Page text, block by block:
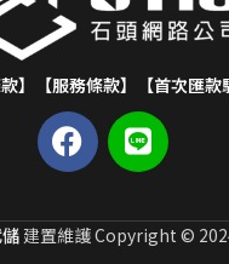
】 【服務條款】 【首次匯款
建置維護 Copyright ©